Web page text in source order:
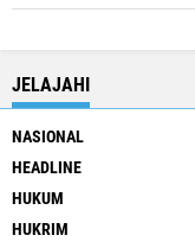
JELAJAHI
NASIONAL
HEADLINE
HUKUM
HUKRIM